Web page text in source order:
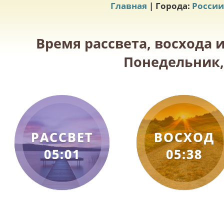
Главная | Города: России
Время рассвета, восхода
РАССВЕТ
05:01
ВОСХОД
05:38